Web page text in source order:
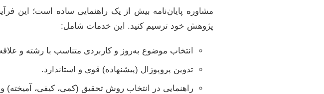
مشاوره پایان‌نامه بیش از یک راهنمایی ساده است؛ این
پژوهش خود ترسیم کنید. این خدمات شامل:
انتخاب موضوع به‌روز و کاربردی متناسب با رشته و
تدوین پروپوزال (پیشنهاده) قوی و استاندارد.
راهنمایی در انتخاب روش تحقیق (کمی، کیفی، آمیخته) و